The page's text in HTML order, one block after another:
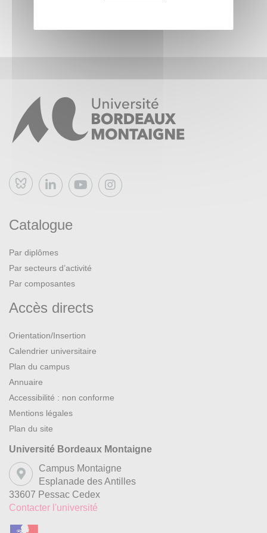
Bluesky
Catalogue
Par diplômes
Par secteurs d’activité
Par composantes
Accès directs
Orientation/Insertion
Calendrier universitaire
Plan du campus
Annuaire
Accessibilité : non conforme
Mentions légales
Plan du site
Université Bordeaux Montaigne
Campus Montaigne
Esplanade des Antilles
33607 Pessac Cedex
Contacter l'université